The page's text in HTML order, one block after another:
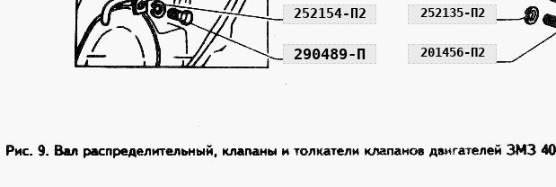
201456-П2
252135-П2
252154-П2
290489-П